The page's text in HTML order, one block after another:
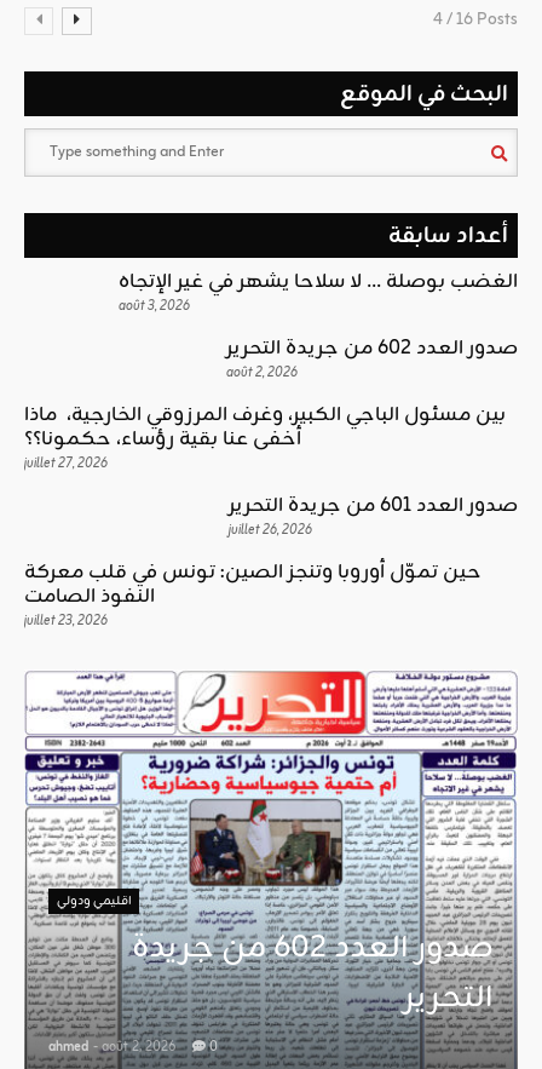
4 / 16 Posts
البحث في الموقع
أعداد سابقة
الغضب بوصلة … لا سلاحا يشهر في غير الإتجاه
août 3, 2026
صدور العدد 602 من جريدة التحرير
août 2, 2026
بين مسئول الباجي الكبير، وغرف المرزوقي الخارجية، ماذا
أخفى عنا بقية رؤساء، حكمونا؟؟
juillet 27, 2026
صدور العدد 601 من جريدة التحرير
juillet 26, 2026
حين تموّل أوروبا وتنجز الصين: تونس في قلب معركة
النفوذ الصامت
juillet 23, 2026
اقليمي ودولي
صدور العدد 602 من جريدة
التحرير
ahmed - août 2, 2026 0